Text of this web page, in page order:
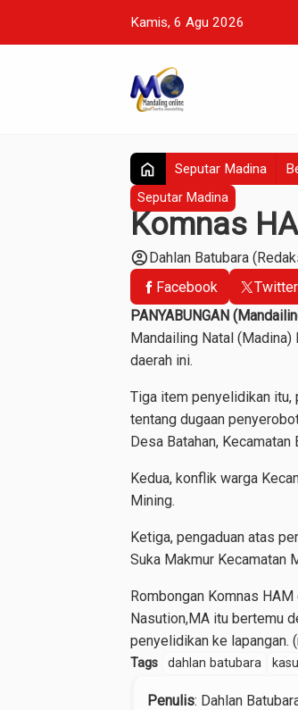
Kamis, 6 Agu 2026
home Seputar Madina
Seputar Madina
Komnas
account_circleDahlan Batubara
Facebook
Twitter
PANYABUNGAN
Mandailing Natal
daerah ini.
Tiga item penyelidikan itu,
tentang dugaan
Desa Batahan, Kecamatan
Kedua, konflik warga
Mining.
Ketiga, pengaduan atas
Suka Makmur Kecamatan
Rombongan Komnas
Nasution,MA itu bertemu
penyelidikan ke lapangan.
Tags dahlan batubara
Penulis: Dahlan